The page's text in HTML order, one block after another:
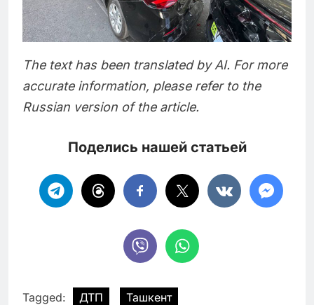
The text has been translated by AI. For more
accurate information, please refer to the
Russian version of the article.
Поделись нашей статьей
Tagged: ДТП Ташкент